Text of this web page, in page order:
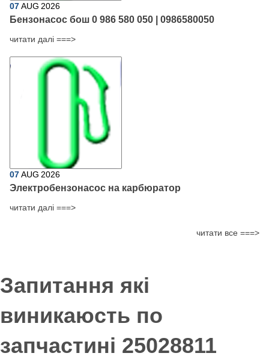
07AUG 2026
Бензонасос бош 0 986 580 050 | 0986580050
читати далі ===>
07AUG 2026
Электробензонасос на карбюратор
читати далі ===>
читати все ===>
Запитання які
виникаюсть по
запчастині 25028811